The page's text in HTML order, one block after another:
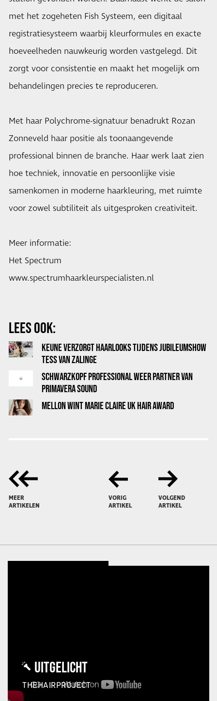
met het zogeheten Fish Systeem, een digitaal
registratiesysteem waarbij kleurformules en exacte
hoeveelheden nauwkeurig worden vastgelegd. Dit
zorgt voor consistentie en maakt het mogelijk om
behandelingen precies te reproduceren.
Met haar Polychrome-signatuur benadrukt Rozan
Zonneveld haar positie als toonaangevende
professional binnen de branche. Haar werk laat zien
hoe techniek, innovatie en persoonlijke visie
samenkomen in moderne haarkleuring, met ruimte
voor zowel subtiliteit als uitgesproken creativiteit.
Meer informatie:
Het Spectrum
www.spectrumhaarkleurspecialisten.nl
LEES OOK:
KEUNE VERZORGT HAARLOOKS TIJDENS JUBILEUMSHOW
TESS VAN ZALINGE
SCHWARZKOPF PROFESSIONAL WEER PARTNER VAN
PRIMAVERA SOUND
MELLON WINT MARIE CLAIRE UK HAIR AWARD
MEER
ARTIKELEN
VORIG
ARTIKEL
VOLGEND
ARTIKEL
UITGELICHT
THEHAIRPROJECT